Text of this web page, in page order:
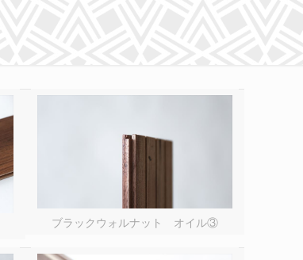
ブラックウォルナット オイル③